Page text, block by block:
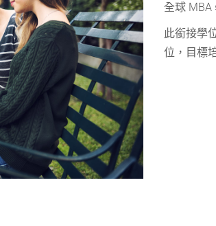
全球 MBA
此銜接學
位，目標